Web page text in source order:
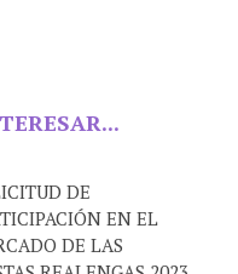
DE
EN EL
DE LAS